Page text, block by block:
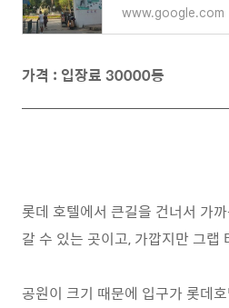
www.google.com
가격 : 입장료 30000동
롯데 호텔에서 큰길을 건너서 가
갈 수 있는 곳이고, 가깝지만 그랩
공원이 크기 때문에 입구가 롯데